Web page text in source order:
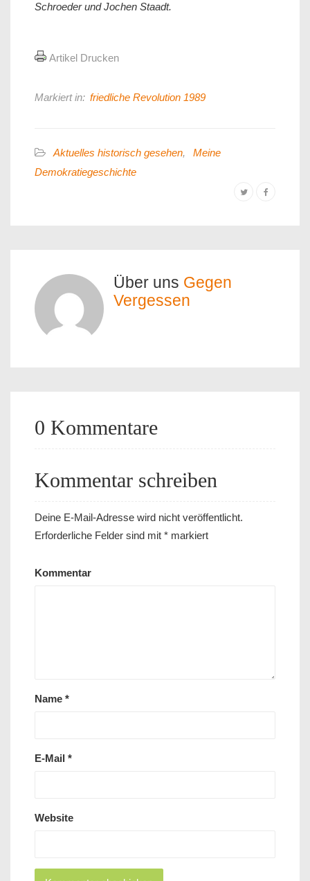
Schroeder und Jochen Staadt.
Artikel Drucken
Markiert in: friedliche Revolution 1989
Aktuelles historisch gesehen,
Meine
Demokratiegeschichte
Über uns Gegen
Vergessen
0 Kommentare
Kommentar schreiben
Deine E-Mail-Adresse wird nicht veröffentlicht.
Erforderliche Felder sind mit * markiert
Kommentar
Name *
E-Mail *
Website